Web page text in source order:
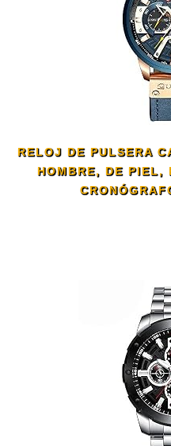
RELOJ DE PULSERA
HOMBRE, DE PIEL,